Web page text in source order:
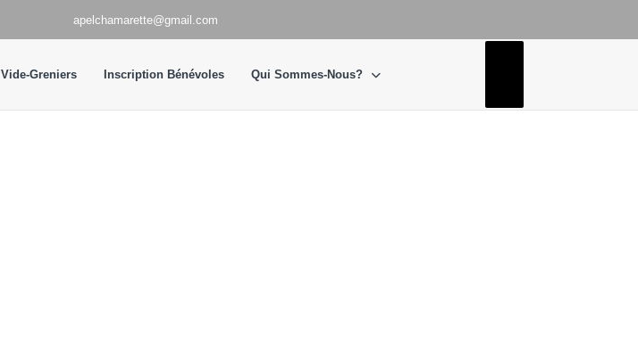
apelchamarette@gmail.com
Vide-Greniers Inscription Bénévoles Qui Sommes-Nous?